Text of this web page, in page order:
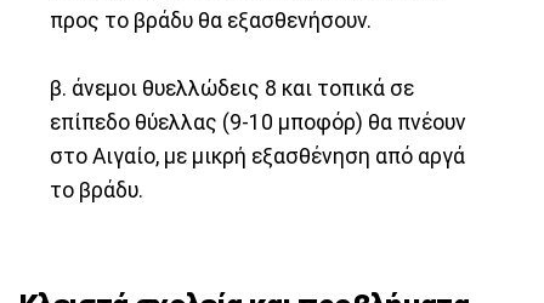
προς το βράδυ θα εξασθενήσουν.
β. άνεμοι θυελλώδεις 8 και τοπικά σε
επίπεδο θύελλας (9-10 μποφόρ) θα πνέουν
στο Αιγαίο, με μικρή εξασθένηση από αργά
το βράδυ.